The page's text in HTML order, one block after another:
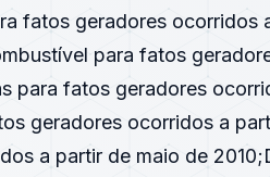
fatos geradores ocorridos
para fatos
para fatos geradores
geradores ocorridos a
a partir de maio de